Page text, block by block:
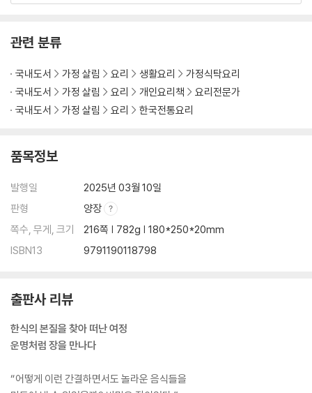
고추장 회무침
캠핑용 고추장 바비큐
제육볶음
고추장 풀드 포크 샌드위치
장의 명인들) 장본가
추천 재료
감사의 말
찾아보기
저자 소개
관련 분류
국내도서 가정 살림 요리 생활요리
가정식탁요리
국내도서
가정 살림 요리 개인요리책
요리전문가
국내도서
가정 살림 요리 한국전통요리
품목정보
발행일
2025년 03월 10일
판형
양장
쪽수, 무게, 크기
216쪽 | 782g | 180*250*20mm
ISBN13
9791190118798
출판사 리뷰
한식의 본질을 찾아 떠난 여정
운명처럼 장을 만나다
“어떻게 이런 간결하면서도 놀라운 음식들을